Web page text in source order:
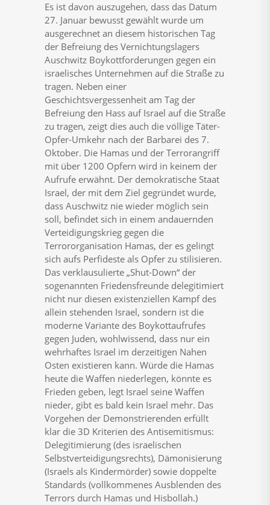
Es ist davon auszugehen, dass das Datum
27. Januar bewusst gewählt wurde um
ausgerechnet an diesem historischen Tag
der Befreiung des Vernichtungslagers
Auschwitz Boykottforderungen gegen ein
israelisches Unternehmen auf die Straße zu
tragen. Neben einer
Geschichtsvergessenheit am Tag der
Befreiung den Hass auf Israel auf die Straße
zu tragen, zeigt dies auch die völlige Täter-
Opfer-Umkehr nach der Barbarei des 7.
Oktober. Die Hamas und der Terrorangriff
mit über 1200 Opfern wird in keinem der
Aufrufe erwähnt. Der demokratische Staat
Israel, der mit dem Ziel gegründet wurde,
dass Auschwitz nie wieder möglich sein
soll, befindet sich in einem andauernden
Verteidigungskrieg gegen die
Terrororganisation Hamas, der es gelingt
sich aufs Perfideste als Opfer zu stilisieren.
Das verklausulierte „Shut-Down“ der
sogenannten Friedensfreunde delegitimiert
nicht nur diesen existenziellen Kampf des
allein stehenden Israel, sondern ist die
moderne Variante des Boykottaufrufes
gegen Juden, wohlwissend, dass nur ein
wehrhaftes Israel im derzeitigen Nahen
Osten existieren kann. Würde die Hamas
heute die Waffen niederlegen, könnte es
Frieden geben, legt Israel seine Waffen
nieder, gibt es bald kein Israel mehr. Das
Vorgehen der Demonstrierenden erfüllt
klar die 3D Kriterien des Antisemitismus:
Delegitimierung (des israelischen
Selbstverteidigungsrechts), Dämonisierung
(Israels als Kindermörder) sowie doppelte
Standards (vollkommenes Ausblenden des
Terrors durch Hamas und Hisbollah.)